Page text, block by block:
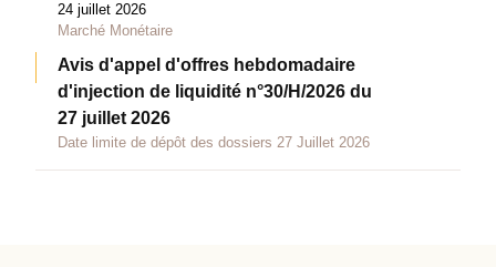
24 juillet 2026
Marché Monétaire
Avis d'appel d'offres hebdomadaire
d'injection de liquidité n°30/H/2026 du
27 juillet 2026
Date limite de dépôt des dossiers 27 Juillet 2026